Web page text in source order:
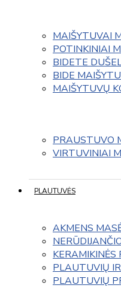
MAIŠYTUVAI
POTINKINIAI
BIDETE
BIDE
MAIŠYTUVŲ
PRAUSTUVO
VIRTUVINIAI
PLAUTUVĖS
AKMENS
PLAUTUVIŲ
PLAUTUVIŲ